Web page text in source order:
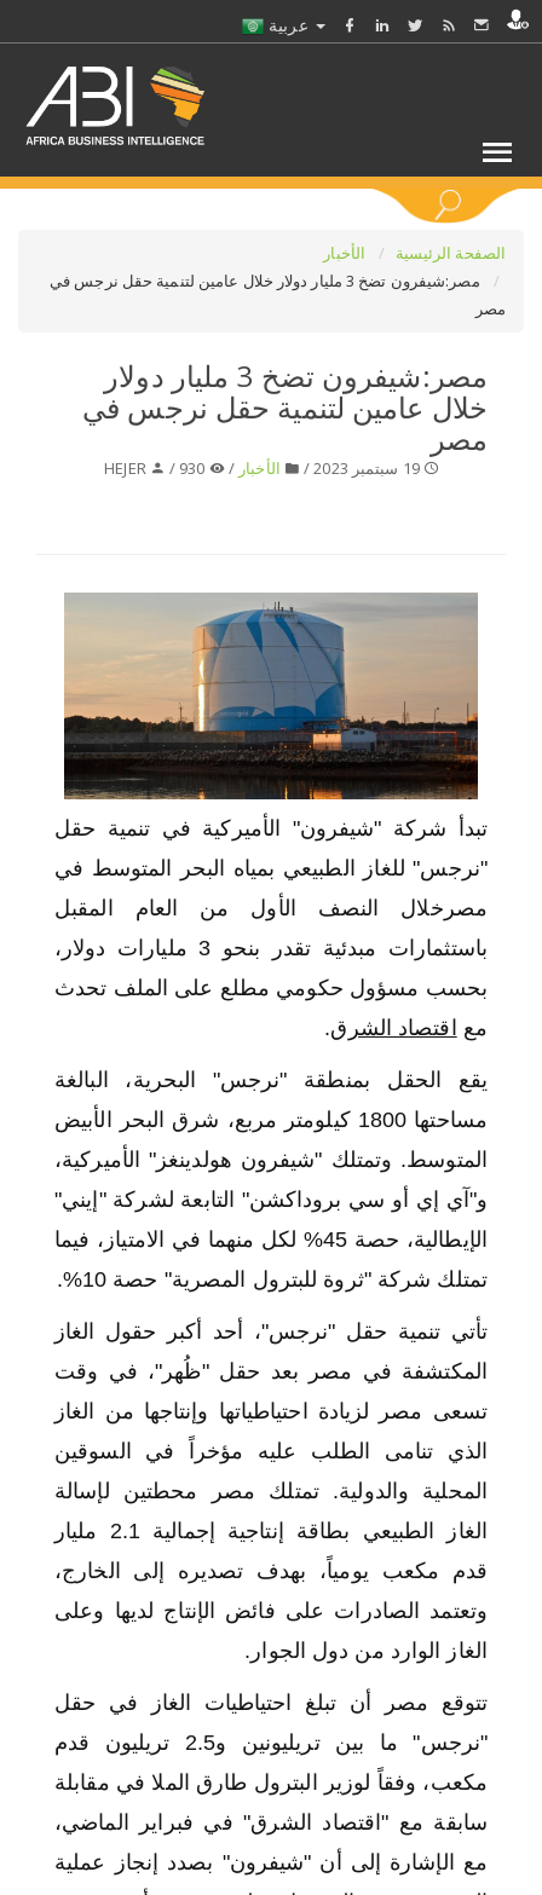
الصفحة الرئيسية
الأخبار
مصر:شيفرون تضخ 3 مليار دولار خلال عامين لتنمية حقل نرجس في
مصر
مصر:شيفرون تضخ 3 مليار دولار
خلال عامين لتنمية حقل نرجس في
مصر
19 سبتمبر 2023 / الأخبار /
HEJER
تبدأ شركة "شيفرون" الأميركية في تنمية حقل
"نرجس" للغاز الطبيعي بمياه البحر المتوسط في
مصرخلال النصف الأول من العام المقبل
باستثمارات مبدئية تقدر بنحو 3 مليارات دولار،
بحسب مسؤول حكومي مطلع على الملف تحدث
مع اقتصاد الشرق.
يقع الحقل بمنطقة "نرجس" البحرية، البالغة
مساحتها 1800 كيلومتر مربع، شرق البحر الأبيض
المتوسط. وتمتلك "شيفرون هولدينغز" الأميركية،
و"آي إي أو سي بروداكشن" التابعة لشركة "إيني"
الإيطالية، حصة 45% لكل منهما في الامتياز، فيما
تمتلك شركة "ثروة للبترول المصرية" حصة 10%.
تأتي تنمية حقل "نرجس"، أحد أكبر حقول الغاز
المكتشفة في مصر بعد حقل "ظُهر"، في وقت
تسعى مصر لزيادة احتياطياتها وإنتاجها من الغاز
الذي تنامى الطلب عليه مؤخراً في السوقين
المحلية والدولية. تمتلك مصر محطتين لإسالة
الغاز الطبيعي بطاقة إنتاجية إجمالية 2.1 مليار
قدم مكعب يومياً، بهدف تصديره إلى الخارج،
وتعتمد الصادرات على فائض الإنتاج لديها وعلى
الغاز الوارد من دول الجوار.
تتوقع مصر أن تبلغ احتياطيات الغاز في حقل
"نرجس" ما بين تريليونين و2.5 تريليون قدم
مكعب، وفقاً لوزير البترول طارق الملا في مقابلة
سابقة مع "اقتصاد الشرق" في فبراير الماضي،
مع الإشارة إلى أن "شيفرون" بصدد إنجاز عملية